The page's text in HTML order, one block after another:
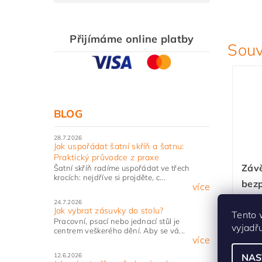
Přijímáme online platby
BLOG
28.7.2026
Jak uspořádat šatní skříň a šatnu:
Praktický průvodce z praxe
Šatní skříň radíme uspořádat ve třech
krocích: nejdříve si projděte, c...
více
24.7.2026
Jak vybrat zásuvky do stolu?
Pracovní, psací nebo jednací stůl je
centrem veškerého dění. Aby se vá...
více
12.6.2026
Tento